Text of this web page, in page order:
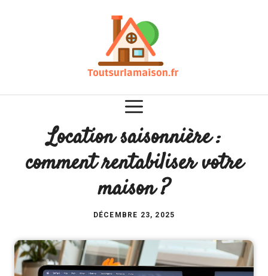
Location saisonnière :
comment rentabiliser votre
maison ?
DÉCEMBRE 23, 2025